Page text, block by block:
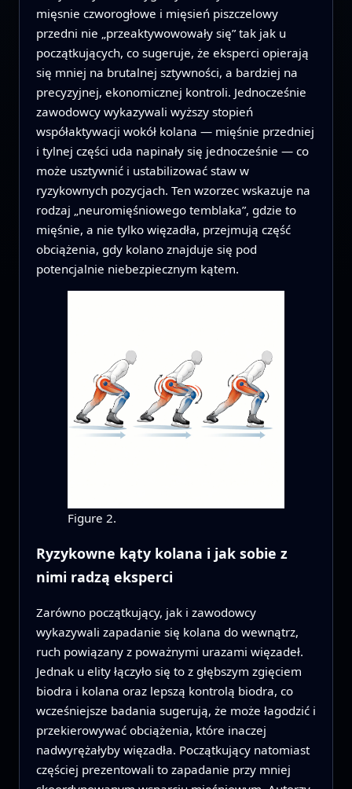
mięsnie czworogłowe i mięsień piszczelowy
przedni nie „przeaktywowowały się” tak jak u
początkujących, co sugeruje, że eksperci opierają
się mniej na brutalnej sztywności, a bardziej na
precyzyjnej, ekonomicznej kontroli. Jednocześnie
zawodowcy wykazywali wyższy stopień
współaktywacji wokół kolana — mięśnie przedniej
i tylnej części uda napinały się jednocześnie — co
może usztywnić i ustabilizować staw w
ryzykownych pozycjach. Ten wzorzec wskazuje na
rodzaj „neuromięśniowego temblaka”, gdzie to
mięśnie, a nie tylko więzadła, przejmują część
obciążenia, gdy kolano znajduje się pod
potencjalnie niebezpiecznym kątem.
Figure 2.
Ryzykowne kąty kolana i jak sobie z
nimi radzą eksperci
Zarówno początkujący, jak i zawodowcy
wykazywali zapadanie się kolana do wewnątrz,
ruch powiązany z poważnymi urazami więzadeł.
Jednak u elity łączyło się to z głębszym zgięciem
biodra i kolana oraz lepszą kontrolą biodra, co
wcześniejsze badania sugerują, że może łagodzić i
przekierowywać obciążenia, które inaczej
nadwyrężałyby więzadła. Początkujący natomiast
częściej prezentowali to zapadanie przy mniej